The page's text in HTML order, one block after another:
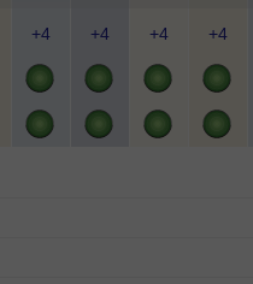
+4 +4 +4 +4